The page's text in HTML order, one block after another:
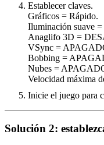
Establecer claves.
Gráficos = Rápido.
Iluminación suave
Anaglifo 3D =
VSync =
Bobbing =
Nubes =
Velocidad máxima
Inicie el juego para
Solución 2: